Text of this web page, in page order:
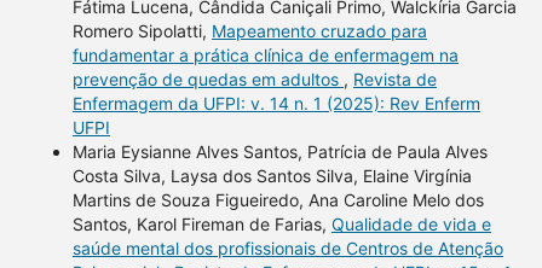
Fátima Lucena, Cândida Caniçali Primo, Walckíria Garcia
Romero Sipolatti, Mapeamento cruzado para
fundamentar a prática clínica de enfermagem na
prevenção de quedas em adultos , Revista de
Enfermagem da UFPI: v. 14 n. 1 (2025): Rev Enferm
UFPI
Maria Eysianne Alves Santos, Patrícia de Paula Alves
Costa Silva, Laysa dos Santos Silva, Elaine Virgínia
Martins de Souza Figueiredo, Ana Caroline Melo dos
Santos, Karol Fireman de Farias, Qualidade de vida e
saúde mental dos profissionais de Centros de Atenção